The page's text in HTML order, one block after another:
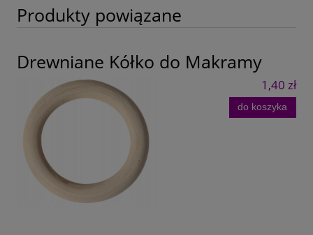
Produkty powiązane
Drewniane Kółko do Makramy
1,40 zł
do koszyka